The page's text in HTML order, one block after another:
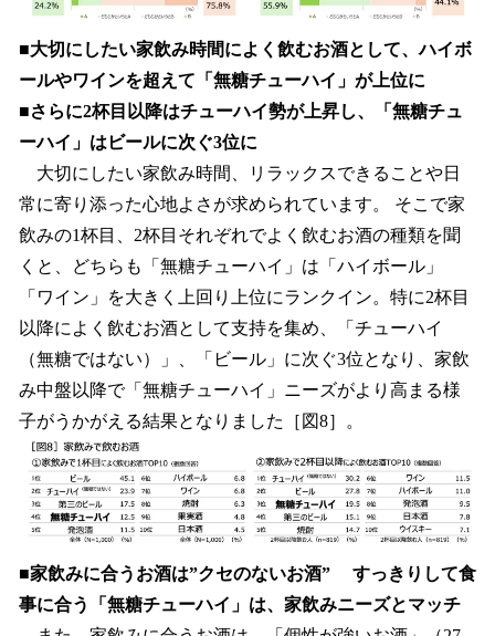
■大切にしたい家飲み時間によく飲むお酒として、ハイボ
ールやワインを超えて「無糖チューハイ」が上位に
■さらに2杯目以降はチューハイ勢が上昇し、「無糖チュ
ーハイ」はビールに次ぐ3位に
大切にしたい家飲み時間、リラックスできることや日
常に寄り添った心地よさが求められています。 そこで家
飲みの1杯目、2杯目それぞれでよく飲むお酒の種類を聞
くと、どちらも「無糖チューハイ」は「ハイボール」
「ワイン」を大きく上回り上位にランクイン。特に2杯目
以降によく飲むお酒として支持を集め、「チューハイ
（無糖ではない）」、「ビール」に次ぐ3位となり、家飲
み中盤以降で「無糖チューハイ」ニーズがより高まる様
子がうかがえる結果となりました［図8］。
■家飲みに合うお酒は”クセのないお酒”
すっきりして食
事に合う「無糖チューハイ」は、家飲みニーズとマッチ